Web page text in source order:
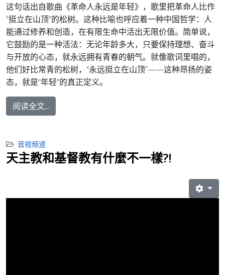
这句话出自歌曲《革命人永远是年轻》，歌里把革命人比作
“挺立在山顶”的松树。这种比喻也呼应着一种中国哲学：人
能通过修养和创造，在有限生命中活出无限价值。 简单说，
它鼓励的是一种活法：无论年龄多大，只要保持理想、奋斗
与开放的心态，就永远拥有青春的朝气。 就像歌词里唱的，
他们好比常青的松树， “永远挺立在山顶”——这种昂扬的姿
态，就是“年轻”的真正定义。
阅读全文...
音视频道
天主教和基督教有什麼不一樣?!